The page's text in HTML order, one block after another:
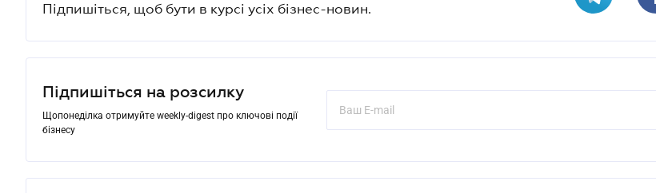
Підпишіться, щоб бути в курсі усіх бізнес-новин.
Підпишіться на розсилку
Щопонеділка отримуйте weekly-digest про ключові події
бізнесу